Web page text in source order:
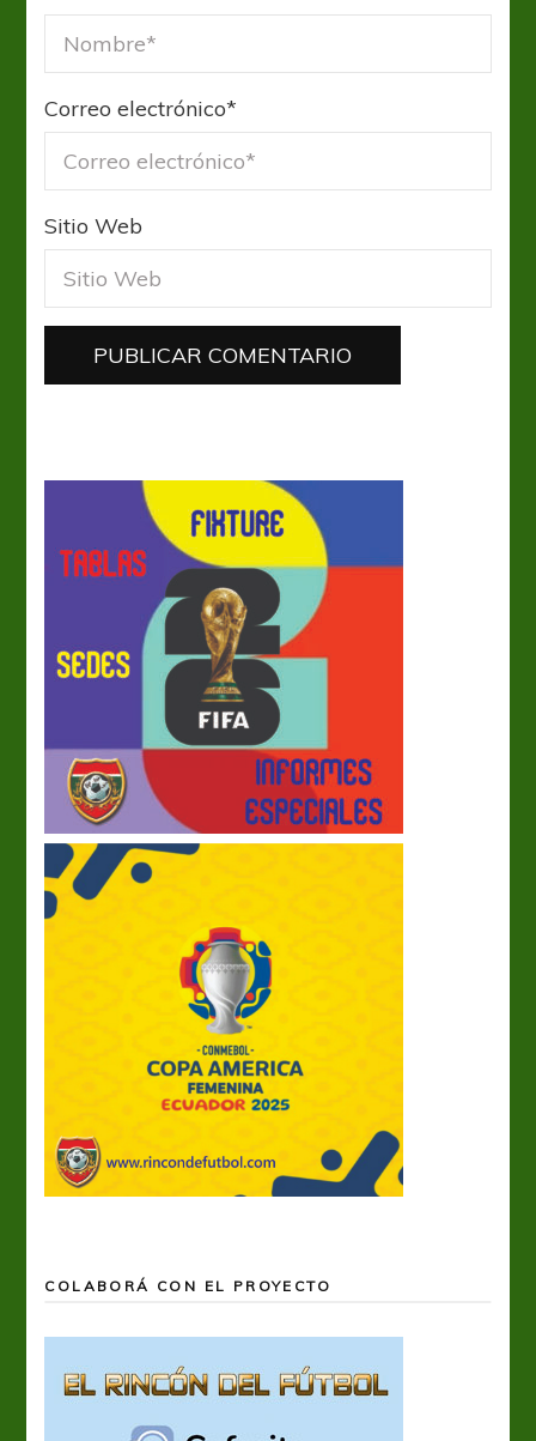
Correo electrónico*
Sitio Web
COLABORÁ CON EL PROYECTO